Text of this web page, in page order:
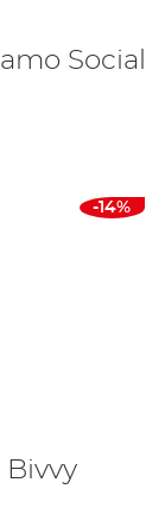
Social
-14%
Bivvy